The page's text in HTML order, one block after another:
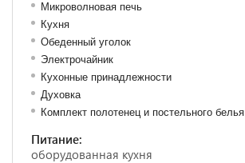
Микроволновая печь
Кухня
Обеденный уголок
Электрочайник
Кухонные принадлежности
Духовка
Комплект полотенец и постельного белья
Питание:
оборудованная кухня